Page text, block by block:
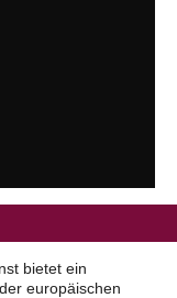
bietet ein
europäischen